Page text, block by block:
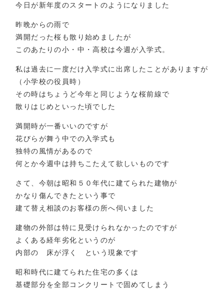
今日が新年度のスタートのようになりました
昨晩からの雨で
満開だった桜も散り始めましたが
このあたりの小・中・高校は今週が入学式。
私は過去に一度だけ入学式に出席したことがありますが
（小学校の役員時）
その時はちょうど今年と同じような桜前線で
散りはじめといった頃でした
満開時が一番いいのですが
花びらが舞う中での入学式も
独特の風情があるので
何とか今週中は持ちこたえて欲しいものです
さて、今朝は昭和５０年代に建てられた建物が
かなり傷んできたという事で
建て替え相談のお客様の所へ伺いました
建物の外部は特に見受けられなかったのですが
よくある経年劣化というのが
内部の 床が浮く という現象です
昭和時代に建てられた住宅の多くは
基礎部分を全部コンクリートで固めてしまう